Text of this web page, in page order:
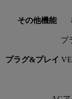
その他機能
プ
プラグ&プレイ